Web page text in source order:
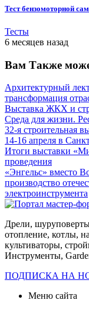
Тест бензомоторной
Тесты
6 месяцев назад
Вам Также
Архитектурный
трансформация
Выставка ЖКХ и
Среда для жизни.
32-я строительная
14-16 апреля в
Итоги выставки
проведения
«Энгельс» вместо
производство
электроинструмента
Дрели,
отопление, котлы,
культиваторы,
Инструменты,
ПОДПИСКА НА
Меню сайта